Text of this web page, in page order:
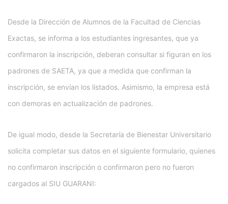
Desde la Dirección de Alumnos de la Facultad de Ciencias
Exactas, se informa a los estudiantes ingresantes, que ya
confirmaron la inscripción, deberan consultar si figuran en los
padrones de SAETA, ya que a medida que confirman la
inscripción, se envían los listados. Asimismo, la empresa está
con demoras en actualización de padrones.
De igual modo, desde la Secretaría de Bienestar Universitario
solicita completar sus datos en el siguiente formulario, quienes
no confirmaron inscripción o confirmaron pero no fueron
cargados al SIU GUARANI: